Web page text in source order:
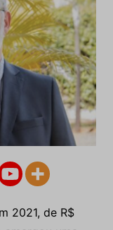
2021, de R$